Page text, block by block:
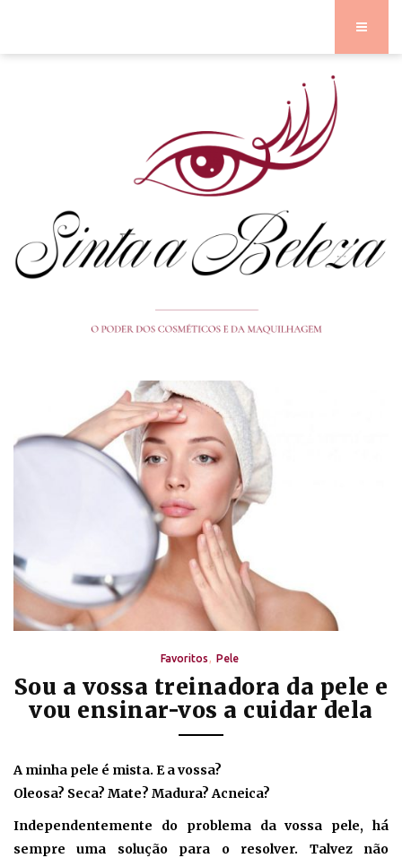
Favoritos Pele
Sou a vossa treinadora da pele e
vou ensinar-vos a cuidar dela
A minha pele é mista. E a vossa?
Oleosa? Seca? Mate? Madura? Acneica?
Independentemente do problema da vossa pele, há
sempre uma solução para o resolver. Talvez não